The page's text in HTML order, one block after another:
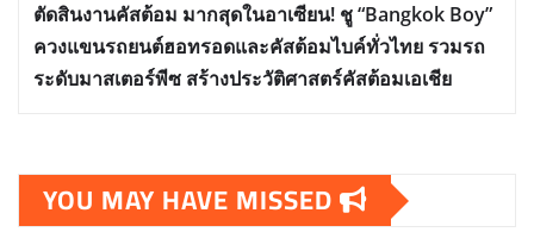
ตัดสินงานคัสต้อม มากสุดในอาเซียน! ชู “Bangkok Boy”
ควงแขนรถยนต์ฮอทรอดและคัสต้อมไบค์ทั่วไทย รวมรถ
ระดับมาสเตอร์พีซ สร้างประวัติศาสตร์คัสต้อมเอเชีย
YOU MAY HAVE MISSED